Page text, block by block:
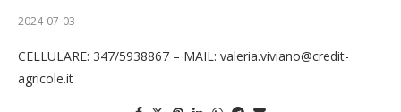
2024-07-03
CELLULARE: 347/5938867 – MAIL: valeria.viviano@credit-
agricole.it